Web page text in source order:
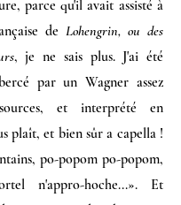
parce qu'il avait assisté à
de Lohengrin, ou des
, je ne sais plus. J'ai été
par un Wagner assez
et interprété en
plaît, et bien sûr a capella !
po-popom po-popom,
n'appro-hoche...». Et